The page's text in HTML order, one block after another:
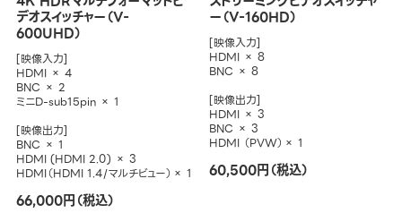
デオスイッチャー（V-
600UHD）
[映像入力]
HDMI × 4
BNC × 2
ミニD-sub15pin × 1
[映像出力]
BNC × 1
HDMI (HDMI 2.0) × 3
HDMI（HDMI 1.4/マルチビュー）× 1
66,000円（税込）
ー（V-160HD）
[映像入力]
HDMI × 8
BNC × 8
[映像出力]
HDMI × 3
BNC × 3
HDMI （PVW）× 1
60,500円（税込）